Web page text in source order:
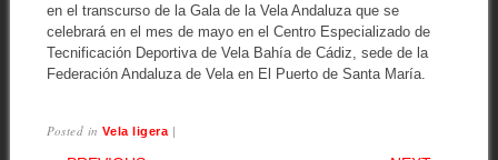
en el transcurso de la Gala de la Vela Andaluza que se
celebrará en el mes de mayo en el Centro Especializado de
Tecnificación Deportiva de Vela Bahía de Cádiz, sede de la
Federación Andaluza de Vela en El Puerto de Santa María.
Posted inVela ligera |